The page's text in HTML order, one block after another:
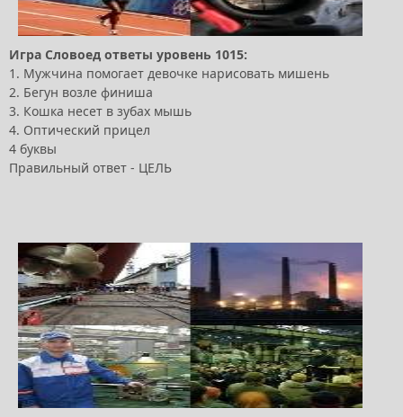
Игра Словоед ответы уровень 1015:
1. Мужчина помогает девочке нарисовать мишень
2. Бегун возле финиша
3. Кошка несет в зубах мышь
4. Оптический прицел
4 буквы
Правильный ответ - ЦЕЛЬ